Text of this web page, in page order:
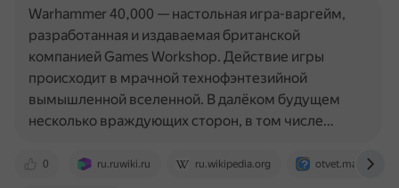
0 ru.ruwiki.ru ru.wikipedia.org otvet.mail.ru
Warhammer 40,000 — настольная игра-варгейм,
разработанная и издаваемая британской
компанией Games Workshop. Действие игры
происходит в мрачной технофэнтезийной
вымышленной вселенной. В далёком будущем
несколько враждующих сторон, в том числе…